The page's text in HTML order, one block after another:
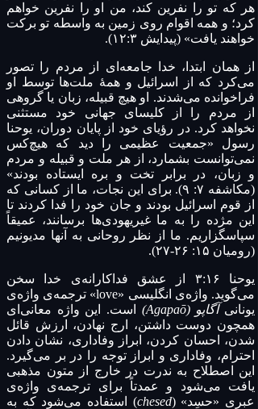
هر که تو را نفرین کند، من او را نفرین خواهم
کرد؛ و همه اقوام روی زمین به واسطه تو برکت
خواهند یافت» (پیدایش ۱۲:۳).
از همان ابتدا، خدا جامعه‌ای از مردم را تصور
می‌کرد که از اسرائیل و همهٔ ملت‌ها توسط او
فراخوانده می‌شدند. او هیچ قبیله، زبان یا گروهی
از مردم را از کلیسای جهانی خود مستثنی
نخواهد کرد. در رؤیای خود از پایان دوران، یوحنا
رسول «جمعیت عظیمی را دید که هیچ‌کس
نمی‌توانست بشمارد، از هر ملت و قبیله و مردم
و زبان، در برابر تخت و بره ایستاده بودند»
(مکاشفه ۷: ۹). برای این نجات، ما از کسانی که
از قوم اسرائیل بودند و جان خود را فدا کردند تا
این مژده را به ما غیریهودی‌ها برسانند، عمیقاً
سپاسگزاریم. ما از نظر روحانی به آنها مدیونیم
(رومیان ۱۵: ۲۶-۲۷).
یوحنا ۳:۱۶ از عشق فداکارانه‌ی خدا سخن
می‌گوید. واژه‌ی انگلیسی «love» ترجمه‌ی واژه‌ی
یونانیآگاپو (Agapaō)
است. این واژه معانی‌ای
همچون دوست داشتن، ارج نهادن، ارزش قائل
شدن، احسان کردن، ابراز وفاداری، نشان دادن
احترام، وفاداری و ابراز توجه را در بر می‌گیرد.
این اصطلاح به ندرت در خارج از متون مذهبی
یافت می‌شود و عمدتاً برای ترجمه‌ی واژه‌ی
عبری «حسِد» (chesed) استفاده می‌شود که به